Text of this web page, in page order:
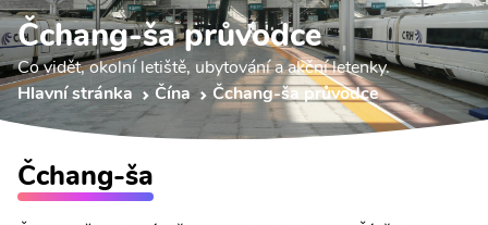
Čchang-ša průvodce
Co vidět, okolní letiště, ubytování a akční letenky.
Hlavní stránka
Čína Čchang-ša průvodce
Čchang-ša